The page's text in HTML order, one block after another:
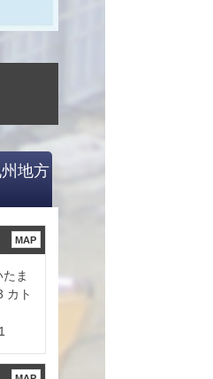
地方
MAP
ま
カト